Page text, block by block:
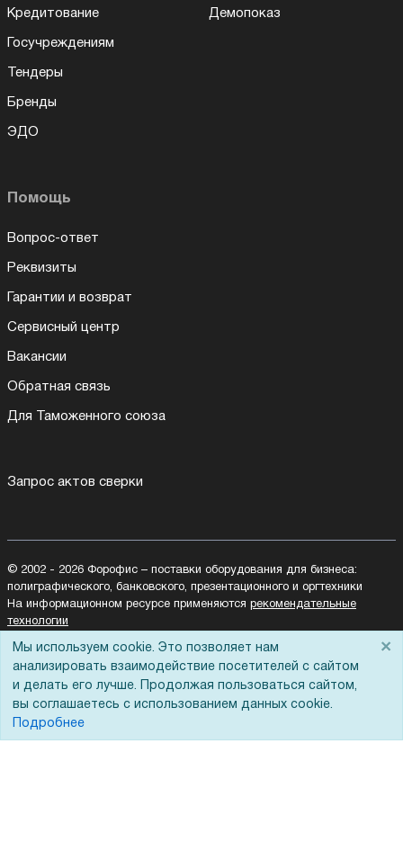
Кредитование
Госучреждениям
Тендеры
Бренды
ЭДО
Демопоказ
Помощь
Вопрос-ответ
Реквизиты
Гарантии и возврат
Сервисный центр
Вакансии
Обратная связь
Для Таможенного союза
Запрос актов сверки
© 2002 - 2026 Форофис – поставки оборудования для бизнеса:
полиграфического, банковского, презентационного и оргтехники
На информационном ресурсе применяются рекомендательные
технологии
соответствуетполитике обработки данных
Политика обработки персональных данных
Согласие на обработку персональных данных
Мы используем cookie. Это позволяет нам
анализировать взаимодействие посетителей с сайтом
и делать его лучше. Продолжая пользоваться сайтом,
вы соглашаетесь с использованием данных cookie.
Подробнее
×